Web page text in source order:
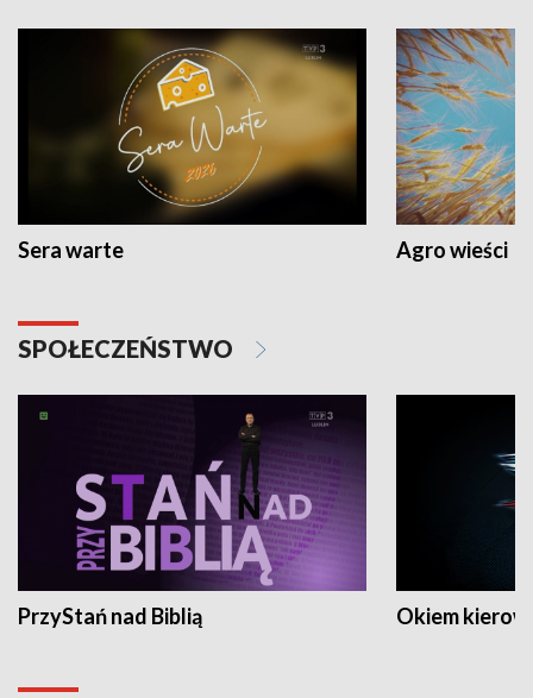
Sera warte Agro wieści
SPOŁECZEŃSTWO
PrzyStań nad Biblią Okiem